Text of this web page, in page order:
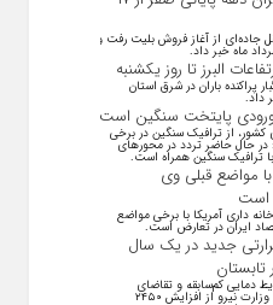
جاده‌ای از آغاز فروش بلیت رفت و
البرز تا روز یکشنبه
پراکنده باران در شرق استان
داد.
پایتخت سنگین است
از ترافیک سنگین در برخی
حال حاضر تردد در محورهای
ترافیک سنگین همراه است.
با مواضع قبلی وی
است
داری آمریکا با برخی مواضع
ایران در تعارض است.
حرارتی جدید در یک سال
تابستان
دمایی کم‌سابقه و تقاضای
حداکثری مواجه است، معاون برق و انرژی وزارت نیرو از افزایش ۲۴۵۰